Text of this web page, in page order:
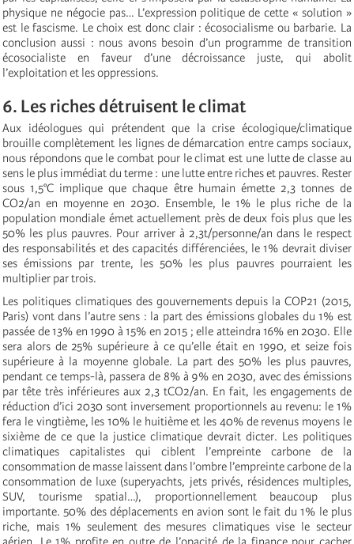
physique ne négocie pas… L’expression politique de cette « solution »
est le fascisme. Le choix est donc clair : écosocialisme ou barbarie. La
conclusion aussi : nous avons besoin d’un programme de transition
écosocialiste en faveur d’une décroissance juste, qui abolit
l’exploitation et les oppressions.
6. Les riches détruisent le climat
Aux idéologues qui prétendent que la crise écologique/climatique
brouille complètement les lignes de démarcation entre camps sociaux,
nous répondons que le combat pour le climat est une lutte de classe au
sens le plus immédiat du terme : une lutte entre riches et pauvres. Rester
sous 1,5°C implique que chaque être humain émette 2,3 tonnes de
CO2/an en moyenne en 2030. Ensemble, le 1% le plus riche de la
population mondiale émet actuellement près de deux fois plus que les
50% les plus pauvres. Pour arriver à 2,3t/personne/an dans le respect
des responsabilités et des capacités différenciées, le 1% devrait diviser
ses émissions par trente, les 50% les plus pauvres pourraient les
multiplier par trois.
Les politiques climatiques des gouvernements depuis la COP21 (2015,
Paris) vont dans l’autre sens : la part des émissions globales du 1% est
passée de 13% en 1990 à 15% en 2015 ; elle atteindra 16% en 2030. Elle
sera alors de 25% supérieure à ce qu’elle était en 1990, et seize fois
supérieure à la moyenne globale. La part des 50% les plus pauvres,
pendant ce temps-là, passera de 8% à 9% en 2030, avec des émissions
par tête très inférieures aux 2,3 tCO2/an. En fait, les engagements de
réduction d’ici 2030 sont inversement proportionnels au revenu: le 1%
fera le vingtième, les 10% le huitième et les 40% de revenus moyens le
sixième de ce que la justice climatique devrait dicter. Les politiques
climatiques capitalistes qui ciblent l’empreinte carbone de la
consommation de masse laissent dans l’ombre l’empreinte carbone de la
consommation de luxe (superyachts, jets privés, résidences multiples,
SUV, tourisme spatial…), proportionnellement beaucoup plus
importante. 50% des déplacements en avion sont le fait du 1% le plus
riche, mais 1% seulement des mesures climatiques vise le secteur